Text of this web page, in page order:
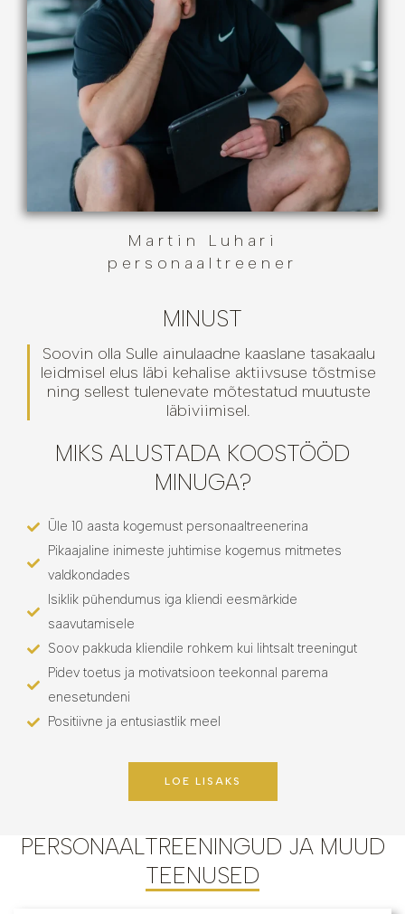
MINUST
Soovin olla Sulle ainulaadne kaaslane tasakaalu
leidmisel elus läbi kehalise aktiivsuse tõstmise
ning sellest tulenevate mõtestatud muutuste
läbiviimisel.
MIKS ALUSTADA KOOSTÖÖD
MINUGA?
Üle 10 aasta kogemust personaaltreenerina
Pikaajaline inimeste juhtimise kogemus mitmetes
valdkondades
Isiklik pühendumus iga kliendi eesmärkide
saavutamisele
Soov pakkuda kliendile rohkem kui lihtsalt treeningut
Pidev toetus ja motivatsioon teekonnal parema
enesetundeni
Positiivne ja entusiastlik meel
LOE LISAKS
Martin Luhari
personaaltreener
PERSONAALTREENINGUD JA MUUD
TEENUSED